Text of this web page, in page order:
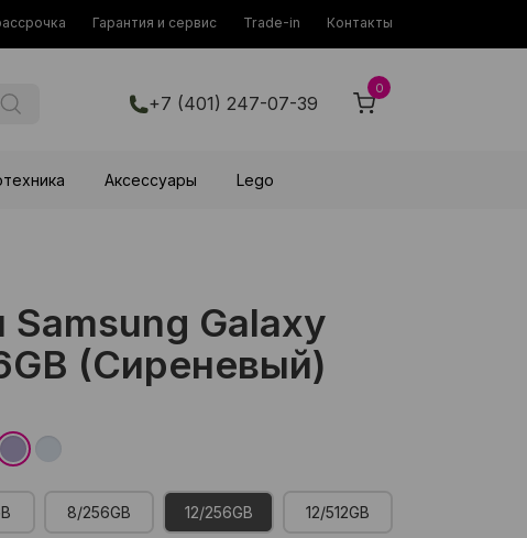
Гарантия и сервис Trade-in Контакты
+7 (401) 247-07-39
0
Аксессуары Lego
Galaxy
(Cиреневый)
8/256GB 12/256GB 12/512GB